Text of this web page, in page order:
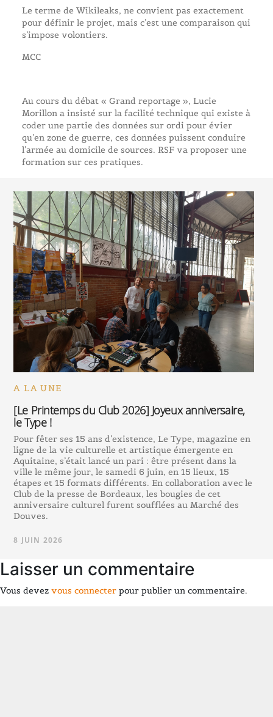
Le terme de Wikileaks, ne convient pas exactement
pour définir le projet, mais c’est une comparaison qui
s’impose volontiers.
MCC
Au cours du débat « Grand reportage », Lucie
Morillon a insisté sur la facilité technique qui existe à
coder une partie des données sur ordi pour évier
qu’en zone de guerre, ces données puissent conduire
l’armée au domicile de sources. RSF va proposer une
formation sur ces pratiques.
A LA UNE
[Le Printemps du Club 2026] Joyeux anniversaire,
le Type !
Pour fêter ses 15 ans d’existence, Le Type, magazine en
ligne de la vie culturelle et artistique émergente en
Aquitaine, s’était lancé un pari : être présent dans la
ville le même jour, le samedi 6 juin, en 15 lieux, 15
étapes et 15 formats différents. En collaboration avec le
Club de la presse de Bordeaux, les bougies de cet
anniversaire culturel furent soufflées au Marché des
Douves.
8 JUIN 2026
Laisser un commentaire
Vous devez vous connecter pour publier un commentaire.